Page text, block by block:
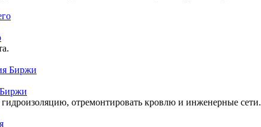
отремонтировать кровлю и инженерные сети.